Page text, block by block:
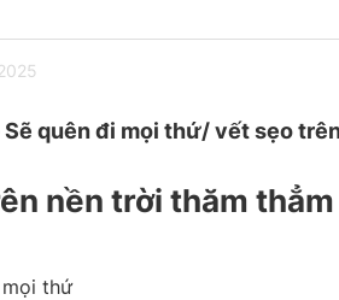
quên đi mọi thứ/ vết sẹo
nền trời thăm
thứ